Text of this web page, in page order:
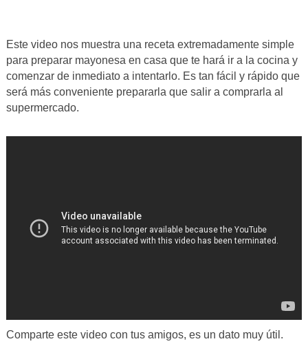
Este video nos muestra una receta extremadamente simple
para preparar mayonesa en casa que te hará ir a la cocina y
comenzar de inmediato a intentarlo. Es tan fácil y rápido que
será más conveniente prepararla que salir a comprarla al
supermercado.
Comparte este video con tus amigos, es un dato muy útil.